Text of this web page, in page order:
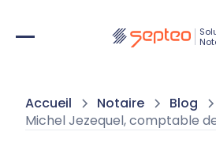
Accueil Notaire
Blog
Michel Jezequel, comptable